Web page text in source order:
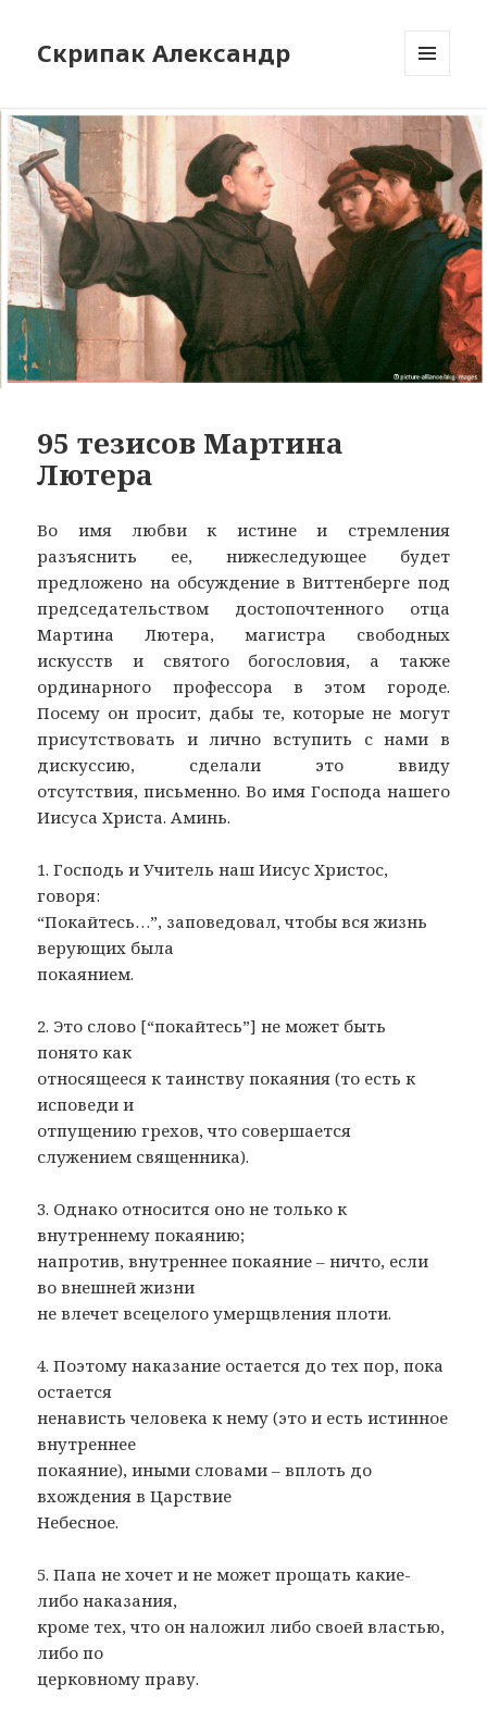
Скрипак Александр
ВІДЖЕТИ
95 тезисов Мартина
Лютера
Во имя любви к истине и стремления
разъяснить ее, нижеследующее будет
предложено на обсуждение в Виттенберге под
председательством достопочтенного отца
Мартина Лютера, магистра свободных
искусств и святого богословия, а также
ординарного профессора в этом городе.
Посему он просит, дабы те, которые не могут
присутствовать и лично вступить с нами в
дискуссию, сделали это ввиду
отсутствия, письменно. Во имя Господа нашего
Иисуса Христа. Аминь.
1. Господь и Учитель наш Иисус Христос,
говоря:
“Покайтесь…”, заповедовал, чтобы вся жизнь
верующих была
покаянием.
2. Это слово [“покайтесь”] не может быть
понято как
относящееся к таинству покаяния (то есть к
исповеди и
отпущению грехов, что совершается
служением священника).
3. Однако относится оно не только к
внутреннему покаянию;
напротив, внутреннее покаяние – ничто, если
во внешней жизни
не влечет всецелого умерщвления плоти.
4. Поэтому наказание остается до тех пор, пока
остается
ненависть человека к нему (это и есть истинное
внутреннее
покаяние), иными словами – вплоть до
вхождения в Царствие
Небесное.
5. Папа не хочет и не может прощать какие-
либо наказания,
кроме тех, что он наложил либо своей властью,
либо по
церковному праву.